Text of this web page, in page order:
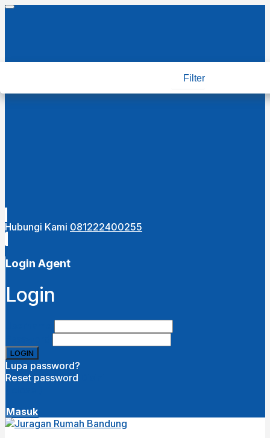
Hubungi Kami 081222400255
Login Agent
Login
Lupa password?
Reset password
Masuk
Filter